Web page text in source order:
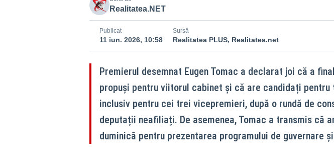
Realitatea.NET
Publicat
11 iun. 2026, 10:58
Sursă
Realitatea PLUS, Realitatea.net
Premierul desemnat Eugen Tomac a declarat joi că a
propuși pentru viitorul cabinet și că are candidați
inclusiv pentru cei trei vicepremieri, după o rundă de
deputații neafiliați. De asemenea, Tomac a transmis că
duminică pentru prezentarea programului de guvernare